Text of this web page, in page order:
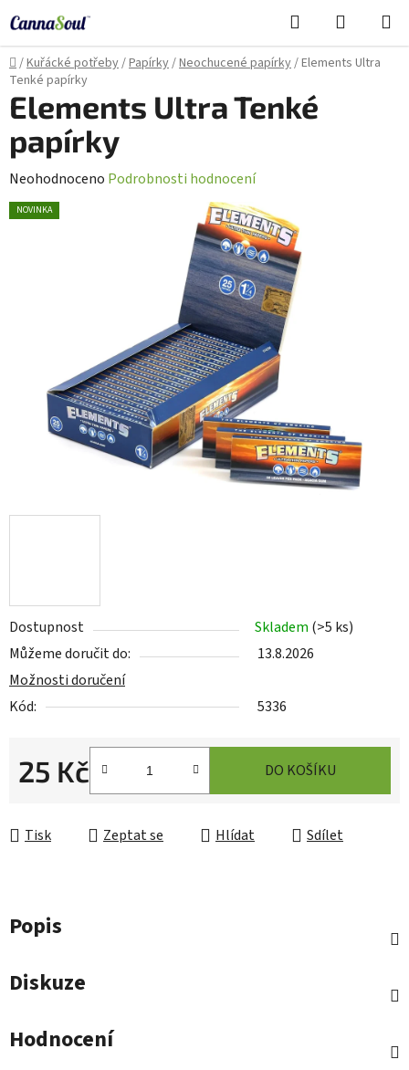
na
obsah
Hledat
KOŠÍK
Domů
/Kuřácké potřeby/Papírky/Neochucené papírky/Elements Ultra
Tenké papírky
Dostupnost Skladem (>5 ks)
Můžeme doručit do:
13.8.2026
Možnosti doručení
Kód:
5336
25 Kč
Měrná cena:
DO KOŠÍKU
Tisk Zeptat se Hlídat Sdílet
Elements Ultra Tenké
papírky
Průměrné
hodnocení
Neohodnoceno Podrobnosti hodnocení
NOVINKA
Popis
Diskuze
Hodnocení
Cannasoul Asistent